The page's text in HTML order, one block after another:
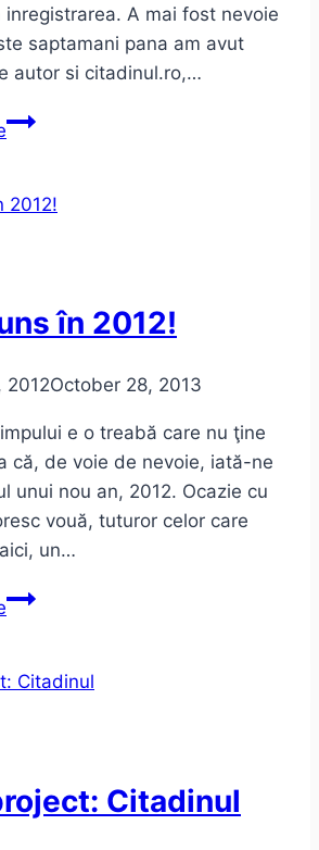
inregistrarea. A mai fost nevoie
saptamani pana am avut
autor si citadinul.ro,…
Un
Citadinul!
în 2012!
2012October 28, 2013
e o treabă care nu ţine
că, de voie de nevoie, iată-ne
unui nou an, 2012. Ocazie cu
vouă, tuturor celor care
un…
Am
2012!
Citadinul